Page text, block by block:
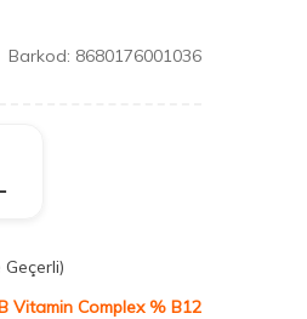
Barkod: 8680176001036
Geçerli)
Vitamin Complex % B12